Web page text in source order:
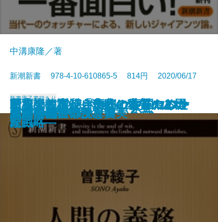
インサイドレポート 中国コロナ
の真相
自衛隊は市街戦を戦えるか
恥ずかしい人たち
国家の怠慢
番号は謎
日本人はなぜ自虐的になったのか
―占領とWGIP―
スマホ料金はなぜ高いのか
トヨタに学ぶ カイゼンのヒント
71
ヤバい選挙
令和の巨人軍
中溝康隆／著
新潮新書 978-4-10-610865-5 814円 2020/06/17
新書電子書籍あり
人間の義務
断薬記―私がうつ病の薬をやめた
理由―
美術展の不都合な真実
歴史の教訓―「失敗の本質」と国
家戦略―
バカの国
私の考え
昭和史の本質―良心と偽善のあい
だ―
人間の品性
「関ヶ原」の決算書
習近平vs.中国人